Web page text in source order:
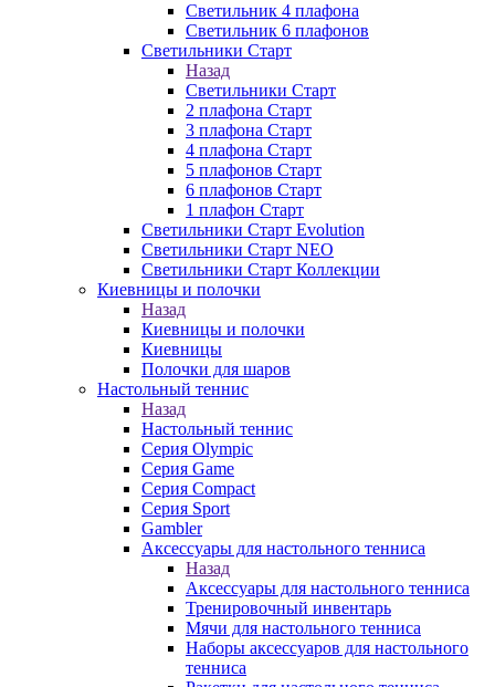
Светильник 4 плафона
Светильник 6 плафонов
Светильники Старт
Назад
Светильники Старт
2 плафона Старт
3 плафона Старт
4 плафона Старт
5 плафонов Старт
6 плафонов Старт
1 плафон Старт
Светильники Старт Evolution
Светильники Старт NEO
Светильники Старт Коллекции
Киевницы и полочки
Назад
Киевницы и полочки
Киевницы
Полочки для шаров
Настольный теннис
Назад
Настольный теннис
Серия Olympic
Серия Game
Серия Compact
Серия Sport
Gambler
Аксессуары для настольного тенниса
Назад
Аксессуары для настольного тенниса
Тренировочный инвентарь
Мячи для настольного тенниса
Наборы аксессуаров для настольного
тенниса